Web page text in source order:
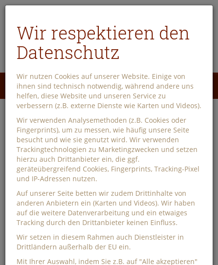
Wir respektieren den
Datenschutz
Wir nutzen Cookies auf unserer Website. Einige von
ihnen sind technisch notwendig, während andere uns
helfen, diese Website und unseren Service zu
verbessern (z.B. externe Dienste wie Karten und Videos).
Wir verwenden Analysemethoden (z.B. Cookies oder
Fingerprints), um zu messen, wie häufig unsere Seite
besucht und wie sie genutzt wird. Wir verwenden
Trackingtechnologien zu Marketingzwecken und setzen
hierzu auch Drittanbieter ein, die ggf.
geräteübergreifend Cookies, Fingerprints, Tracking-Pixel
und IP-Adressen nutzen.
Auf unserer Seite betten wir zudem Drittinhalte von
anderen Anbietern ein (Karten und Videos). Wir haben
auf die weitere Datenverarbeitung und ein etwaiges
Tracking durch den Drittanbieter keinen Einfluss.
Wir setzen in diesem Rahmen auch Dienstleister in
Drittländern außerhalb der EU ein.
Mit Ihrer Auswahl, indem Sie z.B. auf "Alle akzeptieren"
Menü
Aktuelles aus der
Buchhandlung
Aufgrund des erhöhten Schulbuchaufkommens und der
Ferienzeit erhöht sich die Lieferzeit auf zwei Werktage.
Willkommen in der
Buchhandlung Bücken - Wir
machen Overath lesenswert